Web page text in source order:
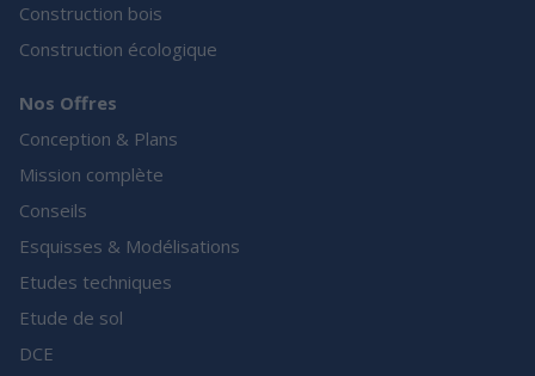
Construction bois
Construction écologique
Nos Offres
Conception & Plans
Mission complète
Conseils
Esquisses & Modélisations
Etudes techniques
Etude de sol
DCE